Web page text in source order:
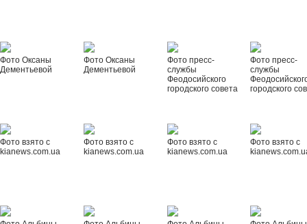
Фото Оксаны
Дементьевой
Фото Оксаны
Дементьевой
Фото пресс-
службы
Феодосийского
городского совета
Фото пресс-
службы
городского
Фото взято с
kianews.com.ua
Фото взято с
kianews.com.ua
Фото взято с
kianews.com.ua
Фото взято с